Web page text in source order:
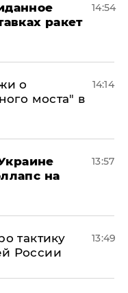
ракет
14:54
о
моста" в
14:14
на
13:57
тактику
России
13:49